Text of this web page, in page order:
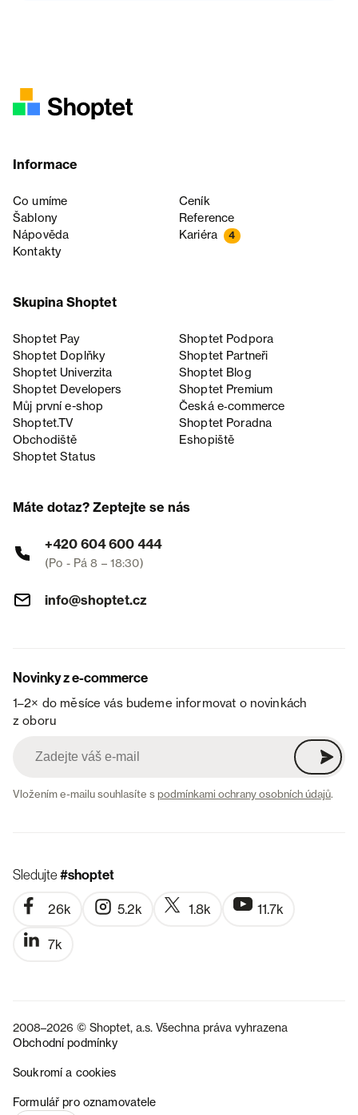
Informace
Co umíme
Ceník
Šablony
Reference
Nápověda
Kariéra 4
Kontakty
Skupina Shoptet
Shoptet Pay
Shoptet Podpora
Shoptet Doplňky
Shoptet Partneři
Shoptet Univerzita
Shoptet Blog
Shoptet Developers
Shoptet Premium
Můj první e-shop
Česká e‑commerce
Shoptet.TV
Shoptet Poradna
Obchodiště
Eshopiště
Shoptet Status
Máte dotaz? Zeptejte se nás
+420 604 600 444
(Po - Pá 8 – 18:30)
info@shoptet.cz
Novinky z e-commerce
1–2× do měsíce vás budeme informovat o novinkách
z oboru
Vložením e-mailu souhlasíte spodmínkami ochrany osobních údajů.
Sledujte#shoptet
26k 5.2k 1.8k 11.7k
7k
2008–2026 © Shoptet, a.s. Všechna práva vyhrazena
Obchodní podmínky
Soukromí a cookies
Formulář pro oznamovatele